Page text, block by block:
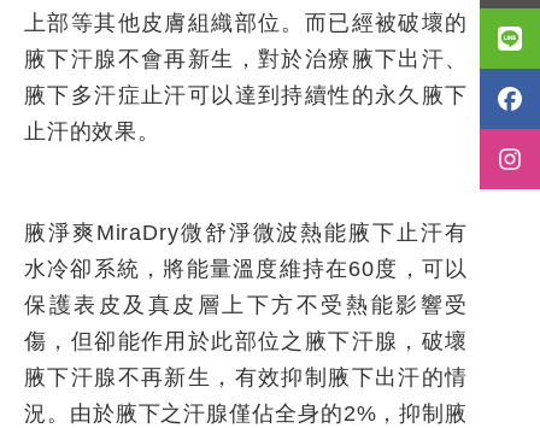
上部等其他皮膚組織部位。而已經被破壞的
腋下汗腺不會再新生，對於治療腋下出汗、
腋下多汗症止汗可以達到持續性的永久腋下
止汗的效果。
腋淨爽MiraDry微舒淨微波熱能腋下止汗有
水冷卻系統，將能量溫度維持在60度，可以
保護表皮及真皮層上下方不受熱能影響受
傷，但卻能作用於此部位之腋下汗腺，破壞
腋下汗腺不再新生，有效抑制腋下出汗的情
況。由於腋下之汗腺僅佔全身的2%，抑制腋